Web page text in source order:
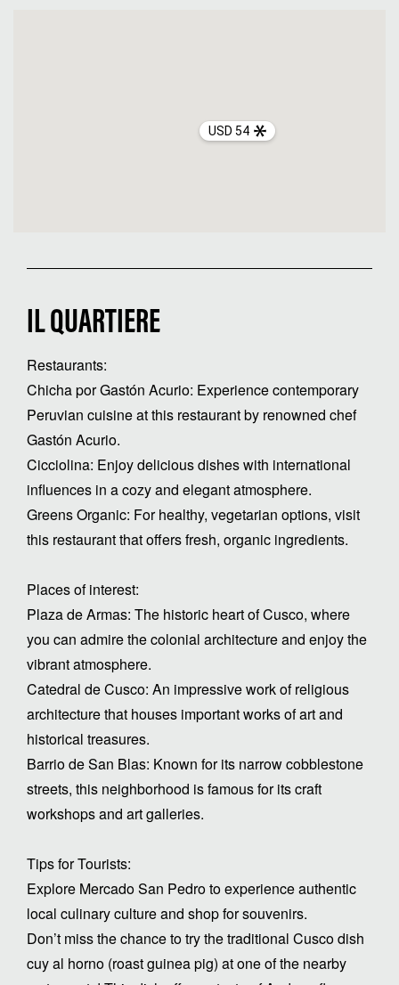
USD 54
IL QUARTIERE
Restaurants:
Chicha por Gastón Acurio: Experience contemporary
Peruvian cuisine at this restaurant by renowned chef
Gastón Acurio.
Cicciolina: Enjoy delicious dishes with international
influences in a cozy and elegant atmosphere.
Greens Organic: For healthy, vegetarian options, visit
this restaurant that offers fresh, organic ingredients.
Places of interest:
Plaza de Armas: The historic heart of Cusco, where
you can admire the colonial architecture and enjoy the
vibrant atmosphere.
Catedral de Cusco: An impressive work of religious
architecture that houses important works of art and
historical treasures.
Barrio de San Blas: Known for its narrow cobblestone
streets, this neighborhood is famous for its craft
workshops and art galleries.
Tips for Tourists:
Explore Mercado San Pedro to experience authentic
local culinary culture and shop for souvenirs.
Don’t miss the chance to try the traditional Cusco dish
cuy al horno (roast guinea pig) at one of the nearby